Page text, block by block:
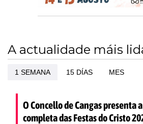
A actualidade máis
1 SEMANA 15 DÍAS MES
O Concello de Cangas presenta
completa das Festas do Cristo